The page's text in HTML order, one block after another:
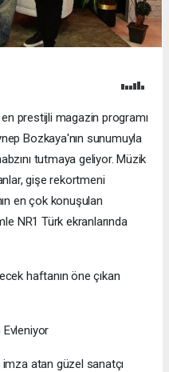
prestijli magazin programı
Bozkaya'nın sunumuyla
tutmaya geliyor. Müzik
gişe rekortmeni
en çok konuşulan
NR1 Türk ekranlarında
haftanın öne çıkan
atan güzel sanatçı